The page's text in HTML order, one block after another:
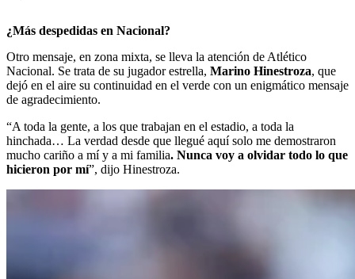
¿Más despedidas en Nacional?
Otro mensaje, en zona mixta, se lleva la atención de Atlético
Nacional. Se trata de su jugador estrella, Marino Hinestroza, que
dejó en el aire su continuidad en el verde con un enigmático mensaje
de agradecimiento.
“A toda la gente, a los que trabajan en el estadio, a toda la
hinchada… La verdad desde que llegué aquí solo me demostraron
mucho cariño a mí y a mi familia. Nunca voy a olvidar todo lo que
hicieron por mí”, dijo Hinestroza.